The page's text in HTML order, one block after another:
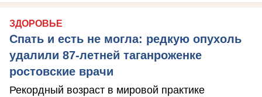
ЗДОРОВЬЕ
Спать и есть не могла: редкую опухоль
удалили 87-летней таганроженке
ростовские врачи
Рекордный возраст в мировой практике